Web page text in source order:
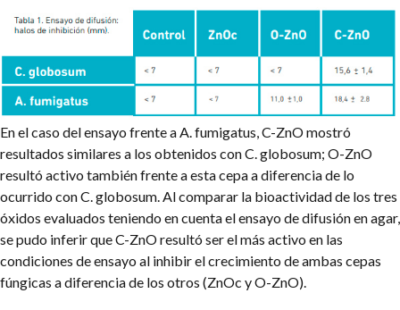
En el caso del ensayo frente a A. fumigatus, C-ZnO mostró
resultados similares a los obtenidos con C. globosum; O-ZnO
resultó activo también frente a esta cepa a diferencia de lo
ocurrido con C. globosum. Al comparar la bioactividad de los tres
óxidos evaluados teniendo en cuenta el ensayo de difusión en agar,
se pudo inferir que C-ZnO resultó ser el más activo en las
condiciones de ensayo al inhibir el crecimiento de ambas cepas
fúngicas a diferencia de los otros (ZnOc y O-ZnO).